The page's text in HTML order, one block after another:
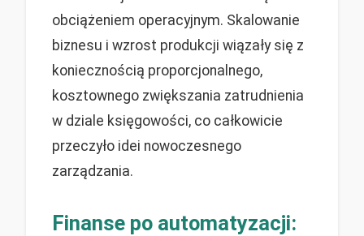
obciążeniem operacyjnym. Skalowanie
biznesu i wzrost produkcji wiązały się z
koniecznością proporcjonalnego,
kosztownego zwiększania zatrudnienia
w dziale księgowości, co całkowicie
przeczyło idei nowoczesnego
zarządzania.
Finanse po automatyzacji: